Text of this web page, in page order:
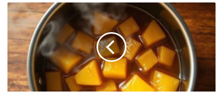
Como
Tirar
Acidez
Do
Abacaxi:
Cozimento
Fácil
E
Doce